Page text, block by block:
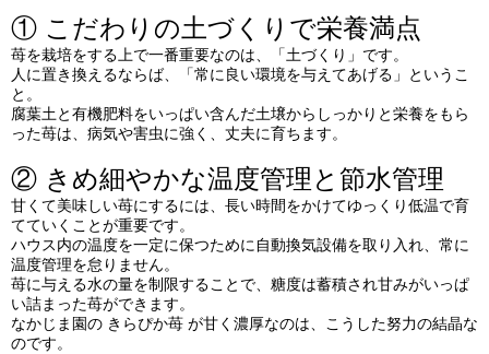
① こだわりの土づくりで栄養満点
苺を栽培をする上で一番重要なのは、「土づくり」です。
人に置き換えるならば、「常に良い環境を与えてあげる」というこ
と。
腐葉土と有機肥料をいっぱい含んだ土壌からしっかりと栄養をもら
った苺は、病気や害虫に強く、丈夫に育ちます。
② きめ細やかな温度管理と節水管理
甘くて美味しい苺にするには、長い時間をかけてゆっくり低温で育
てていくことが重要です。
ハウス内の温度を一定に保つために自動換気設備を取り入れ、常に
温度管理を怠りません。
苺に与える水の量を制限することで、糖度は蓄積され甘みがいっぱ
い詰まった苺ができます。
なかじま園の きらぴか苺 が甘く濃厚なのは、こうした努力の結晶な
のです。